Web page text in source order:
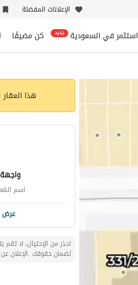
الإعلانات المفضلة
استثمر في السعودية جديد كن مضيفًا
هذا
واجهة
اسم
عرض
احذر من الإحتيال، لا تقم
لضمان حقوقك .الإعلان عن